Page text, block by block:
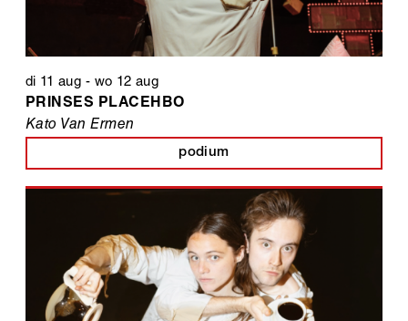
di 11 aug - wo 12 aug
PRINSES PLACEHBO
Kato Van Ermen
podium